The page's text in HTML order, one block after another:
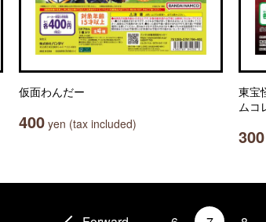
仮面わんだー
400 yen (tax included)
東宝
ムコ
300